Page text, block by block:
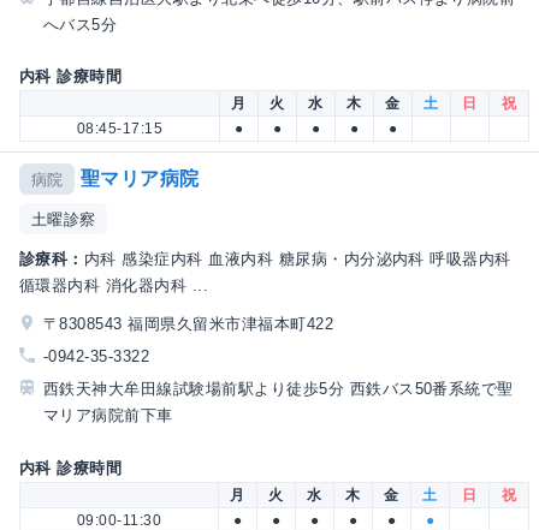
へバス5分
内科 診療時間
月 火 水 木 金 土 日
祝
08:45-17:15
● ● ● ● ●
病院 聖マリア病院
土曜診察
診療科： 内科 感染症内科 血液内科 糖尿病・内分泌内科 呼吸器内科
循環器内科 消化器内科 ...
〒8308543 福岡県久留米市津福本町422
-0942-35-3322
西鉄天神大牟田線試験場前駅より徒歩5分 西鉄バス50番系統で聖
マリア病院前下車
内科 診療時間
月 火 水 木 金 土 日
祝
09:00-11:30
● ● ● ● ● ●